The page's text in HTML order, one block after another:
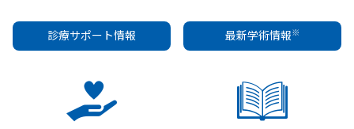
診療サポート情報 最新学術情報※